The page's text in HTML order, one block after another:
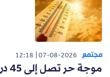
مجتمع 07-08-2026
12:18
موجة حر تصل إلى 45 درجة